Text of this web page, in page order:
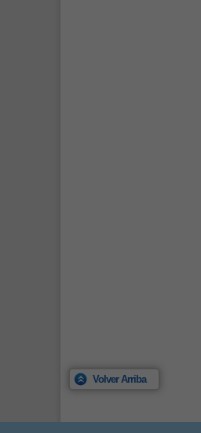
Volver Arriba